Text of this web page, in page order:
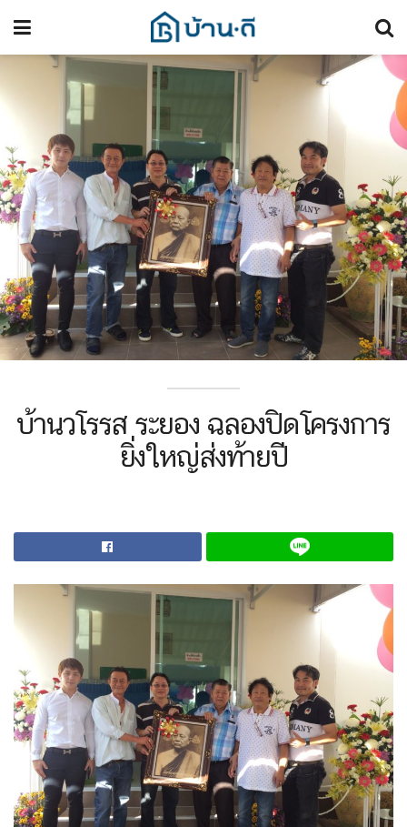
บ้านวโรรส ระยอง ฉลองปิดโครงการ
ยิ่งใหญ่ส่งท้ายปี